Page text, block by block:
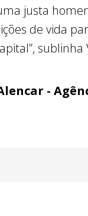
justa
de vida
sublinha
-